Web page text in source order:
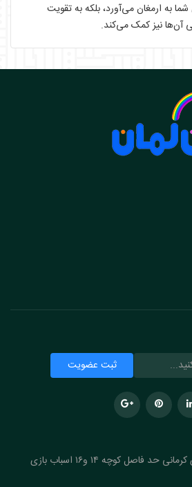
به ارمغان می‌آورد، بلکه به تقویت
آن‌ها نیز کمک می‌کند.
کرمان خیابان خواجوی کرمانی حد فاصل کوچه ۱۴ و۱۶ اسباب بازی